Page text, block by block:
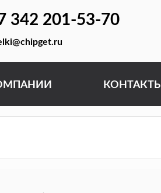
342 201-53-70
КОНТАКТЫ